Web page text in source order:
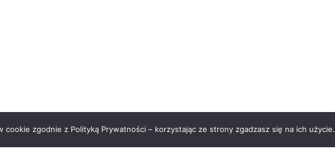
cookie zgodnie z Polityką Prywatności – korzystając ze strony zgadzasz się na ich użycie.